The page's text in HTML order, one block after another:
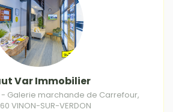
Var Immobilier
- Galerie marchande de Carrefour,
VINON-SUR-VERDON